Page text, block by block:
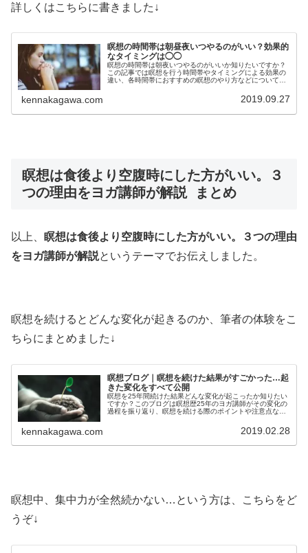
詳しくはこちらに書きました↓
瞑想の時間帯は朝昼夜いつやるのがいい？効果的
なタイミングは◯◯
瞑想の時間帯は朝夜いつやるのがいいか知りたいですか？
この記事では瞑想を行う時間帯やタイミングによる効果の
違い、各時間帯におすすめの瞑想のやり方などについて約
kennakagawa.com 2019.09.27
瞑想は食後より空腹時にした方がいい。３
つの理由をヨガ講師が解説 まとめ
以上、 瞑想は食後より空腹時にした方がいい。３つの理由
をヨガ講師が解説というテーマでお伝えしました。
瞑想を続けるとどんな変化が起きるのか、筆者の体験をこ
ちらにまとめました↓
瞑想ブログ｜瞑想を続けた結果がすごかった…起
きた変化をすべて公開
瞑想を25年間続けた結果どんな変化が起こったか知りたい
ですか？このブログは瞑想歴25年のヨガ講師がその変化の
過程を振り返り、瞑想を続ける際のポイントや注意点など
kennakagawa.com 2019.02.28
瞑想中、集中力が全然続かない…という方は、こちらをど
うぞ↓